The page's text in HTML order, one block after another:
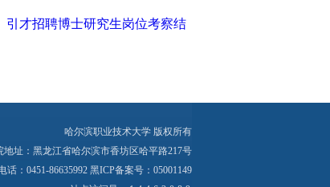
引才招聘博士研究生岗位考察结
哈尔滨职业技术大学 版权所有
地址：黑龙江省哈尔滨市香坊区哈平路217号
话：0451-86635992 黑ICP备案号：05001149